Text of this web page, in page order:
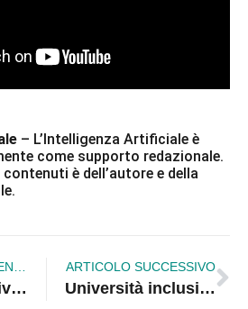
– L’Intelligenza Artificiale è
come supporto redazionale.
è dell’autore e della
ARTICOLO PRECEDENTE
San Giorgio, attivo il nuovo sportello automatico: «I cittadini non dovranno più spostarsi per un prelievo»
ARTICOLO SUCCESSIVO
Università inclusiva e Made in Calabria: proposta di legge Straface per una formazione strategica e innovativa